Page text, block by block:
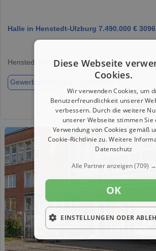
Halle in Henstedt-Ulzburg 7.490.000 € 3096
Henstedt-Ulzburg, 24558
Gewerbeobjekt
★
Diese Webseite
Cookies.
Wir verwenden Cookies, um
Benutzerfreundlichkeit unserer
verbessern. Durch die weitere
unserer Webseite stimmen Sie
Verwendung von Cookies gemäß
Cookie-Richtlinie zu.Weitere
Datenschutz
Alle Partner anzeigen(709) →
OK
EINSTELLUNGEN ODER